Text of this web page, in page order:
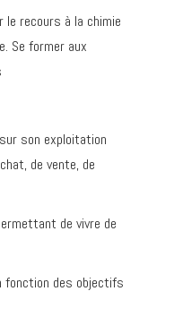
recours à la chimie
Se former aux
son exploitation
de vente, de
de vivre de
fonction des objectifs